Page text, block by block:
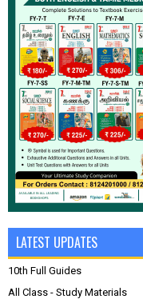
LATEST UPDATES
10th Full Guides
All Class - Study Materials